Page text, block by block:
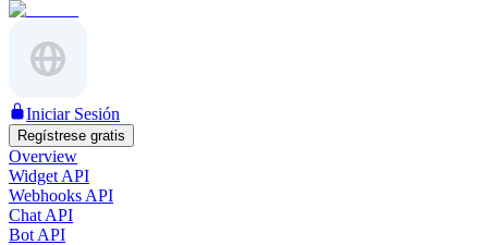
Iniciar Sesión
Regístrese gratis
Overview
Widget API
Webhooks API
Chat API
Bot API